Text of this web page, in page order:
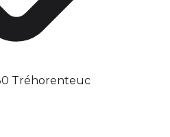
Tréhorenteuc